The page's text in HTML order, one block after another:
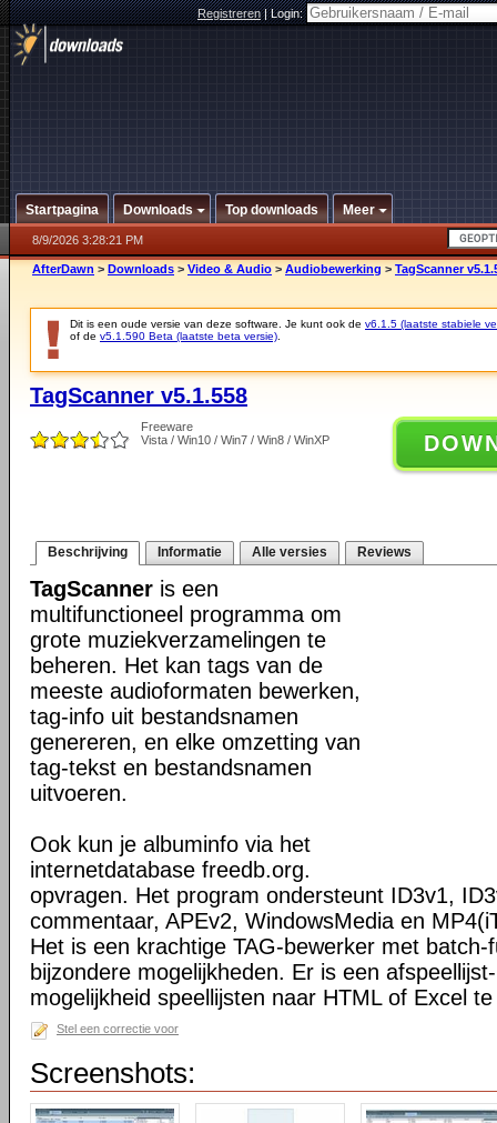
Registreren|Login:
Startpagina Downloads Top downloads Meer
8/9/2026 3:28:21 PM
AfterDawn > Downloads > Video & Audio > Audiobewerking > TagScanner
Dit is een oude versie van deze software. Je kunt ook de v6.1.5 (laatste stabiele
of de v5.1.590 Beta (laatste beta versie)
TagScanner v5.1.558
Freeware
Vista / Win10 / Win7 / Win8 / WinXP
Beschrijving Informatie Alle versies Reviews
TagScanner is een
multifunctioneel programma om
grote muziekverzamelingen te
beheren. Het kan tags van de
meeste audioformaten bewerken,
tag-info uit bestandsnamen
genereren, en elke omzetting van
tag-tekst en bestandsnamen
uitvoeren.
Ook kun je albuminfo via het
internetdatabase freedb.org.
opvragen. Het program ondersteunt ID3v1,
commentaar, APEv2, WindowsMedia en
Het is een krachtige TAG-bewerker met batch-
bijzondere mogelijkheden. Er is een
mogelijkheid speellijsten naar HTML of Excel
Stel een correctie voor
Screenshots: